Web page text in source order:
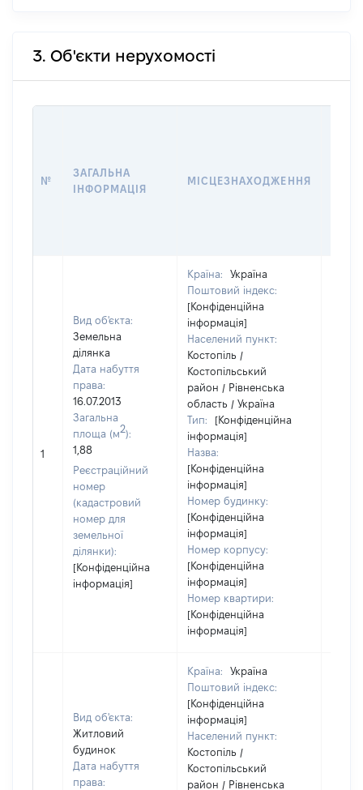
3. Об'єкти нерухомості
№
ЗАГАЛЬНА
ІНФОРМАЦІЯ
МІСЦЕЗНАХОДЖЕННЯ
1
Вид об'єкта:
Земельна
ділянка
Дата набуття
права:
16.07.2013
Загальна
площа (м2):
1,88
Реєстраційний
номер
(кадастровий
номер для
земельної
ділянки):
[Конфіденційна
інформація]
Країна:
Україна
Поштовий індекс:
[Конфіденційна
інформація]
Населений пункт:
Костопіль /
Костопільський
район / Рівненська
область / Україна
Тип:
[Конфіденційна
інформація]
Назва:
[Конфіденційна
інформація]
Номер будинку:
[Конфіденційна
інформація]
Номер корпусу:
[Конфіденційна
інформація]
Номер квартири:
[Конфіденційна
інформація]
Вид об'єкта:
Житловий
будинок
Дата набуття
права:
Країна:
Україна
Поштовий індекс:
[Конфіденційна
інформація]
Населений пункт:
Костопіль /
Костопільський
район / Рівненська